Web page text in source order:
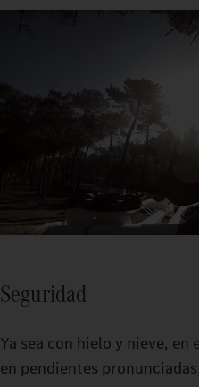
Seguridad
Ya sea con hielo y nieve,
en pendientes